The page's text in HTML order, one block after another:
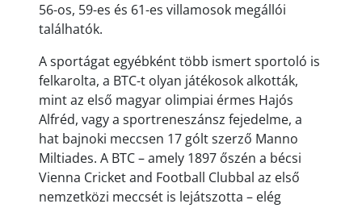
56-os, 59-es és 61-es villamosok megállói
találhatók.
A sportágat egyébként több ismert sportoló is
felkarolta, a BTC-t olyan játékosok alkották,
mint az első magyar olimpiai érmes Hajós
Alfréd, vagy a sportreneszánsz fejedelme, a
hat bajnoki meccsen 17 gólt szerző Manno
Miltiades. A BTC – amely 1897 őszén a bécsi
Vienna Cricket and Football Clubbal az első
nemzetközi meccsét is lejátszotta – elég